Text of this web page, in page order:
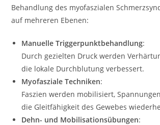
Behandlung des myofaszialen
auf mehreren Ebenen:
Manuelle Triggerpunktbehandlung:
Durch gezielten Druck werden
die lokale Durchblutung verbessert.
Myofasziale Techniken:
Faszien werden mobilisiert,
die Gleitfähigkeit des Gewebes
Dehn- und Mobilisationsübungen: